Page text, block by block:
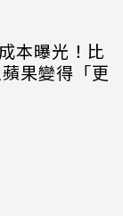
本曝光！比
果變得「更